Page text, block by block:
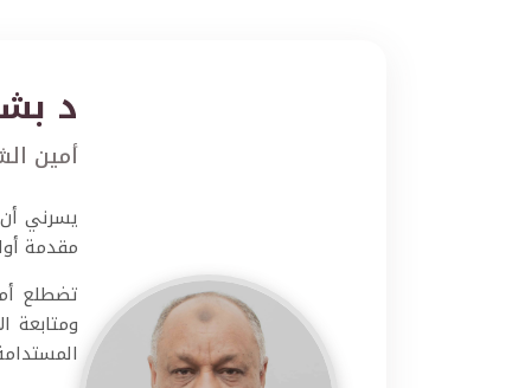
د
أمين
يسرني
مقدمة
تضطلع
ومتابعة